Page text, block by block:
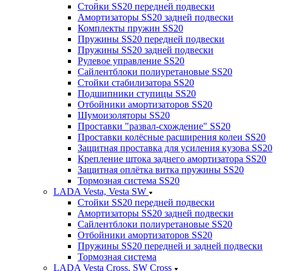
Стойки SS20 передней подвески
Амортизаторы SS20 задней подвески
Комплекты пружин SS20
Пружины SS20 передней подвески
Пружины SS20 задней подвески
Рулевое управление SS20
Сайлентблоки полиуретановые SS20
Стойки стабилизатора SS20
Подшипники ступицы SS20
Отбойники амортизаторов SS20
Шумоизоляторы SS20
Проставки "развал-схождение" SS20
Проставки колёсные расширения колеи SS20
Защитная проставка для усиления кузова SS20
Крепление штока заднего амортизатора SS20
Защитная оплётка витка пружины SS20
Тормозная система SS20
LADA Vesta, Vesta SW
Стойки SS20 передней подвески
Амортизаторы SS20 задней подвески
Сайлентблоки полиуретановые SS20
Отбойники амортизаторов SS20
Пружины SS20 передней и задней подвески
Тормозная система
LADA Vesta Cross, SW Cross